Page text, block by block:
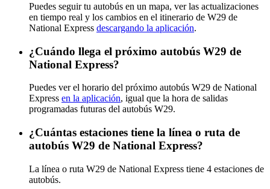
Puedes seguir tu autobús en un mapa, ver las actualizaciones
en tiempo real y los cambios en el itinerario de W29 de
National Express descargando la aplicación.
¿Cuándo llega el próximo autobús W29 de
National Express?
Puedes ver el horario del próximo autobús W29 de National
Express en la aplicación, igual que la hora de salidas
programadas futuras del autobús W29.
¿Cuántas estaciones tiene la línea o ruta de
autobús W29 de National Express?
La línea o ruta W29 de National Express tiene 4 estaciones de
autobús.